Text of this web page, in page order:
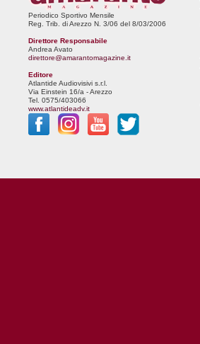
Periodico Sportivo Mensile
Reg. Trib. di Arezzo N. 3/06 del 8/03/2006
Direttore Responsabile
Andrea Avato
direttore@amarantomagazine.it
Editore
Atlantide Audiovisivi s.r.l.
Via Einstein 16/a - Arezzo
Tel. 0575/403066
www.atlantideadv.it